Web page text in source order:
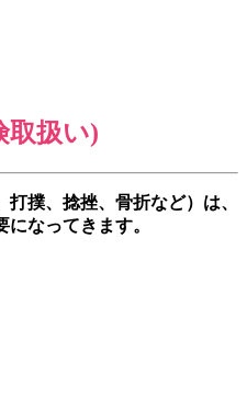
取扱い)
撲、捻挫、骨折など）は、
になってきます。